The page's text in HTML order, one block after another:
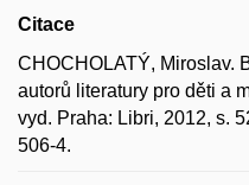
Citace
CHOCHOLATÝ, Miroslav.
autorů literatury pro děti a
vyd. Praha: Libri, 2012, s.
506-4.